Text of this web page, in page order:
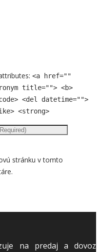
<a href=""
title=""> <b>
<del datetime="">
<strong>
stránku v tomto
na predaj a dovoz